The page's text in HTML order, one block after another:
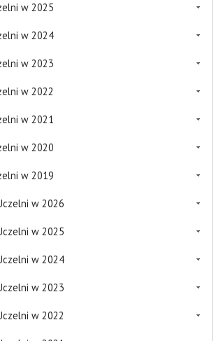
w 2025
w 2024
w 2023
w 2022
w 2021
w 2020
w 2019
w 2026
w 2025
w 2024
w 2023
w 2022